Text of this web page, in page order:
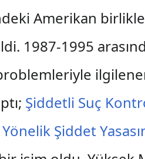
Amerikan
1987-1995
Şiddetli Suç
Şiddet